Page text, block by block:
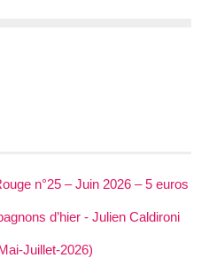
n°25 – Juin 2026 – 5 euros
d’hier - Julien Caldironi
Juillet-2026)